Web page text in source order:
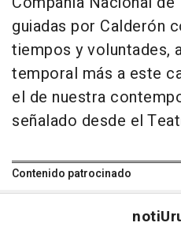
guiadas por Calderón
tiempos y voluntades,
temporal más a este
el de nuestra
señalado desde el
Contenido patrocinado
noti